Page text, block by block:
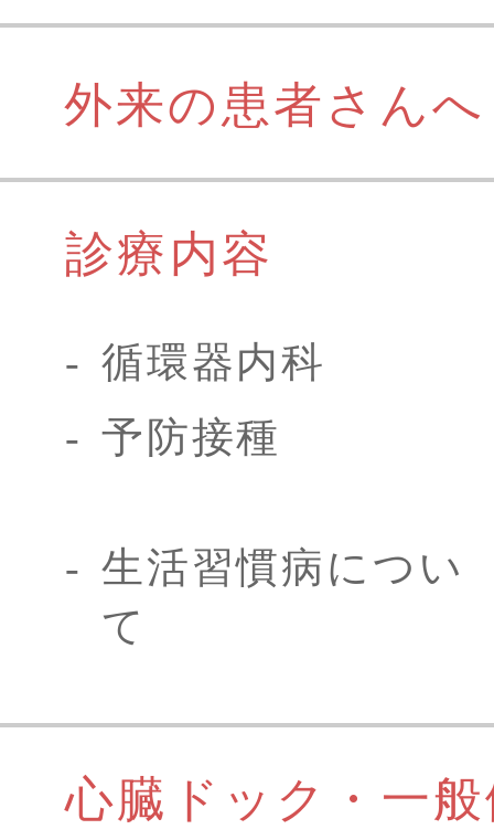
外来の患者さんへ
診療内容
循環器内科
予防接種
生活習慣病につい
て
心臓ドック・一